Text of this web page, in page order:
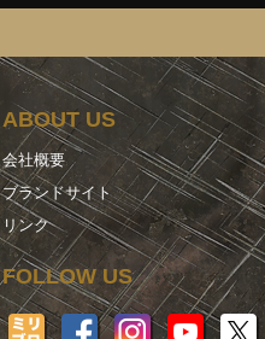
ABOUT US
会社概要
ブランドサイト
リンク
FOLLOW US